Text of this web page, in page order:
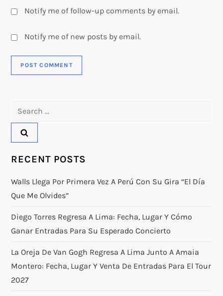
Notify me of follow-up comments by email.
Notify me of new posts by email.
RECENT POSTS
Walls Llega Por Primera Vez A Perú Con Su Gira “El Día
Que Me Olvides”
Diego Torres Regresa A Lima: Fecha, Lugar Y Cómo
Ganar Entradas Para Su Esperado Concierto
La Oreja De Van Gogh Regresa A Lima Junto A Amaia
Montero: Fecha, Lugar Y Venta De Entradas Para El Tour
2027